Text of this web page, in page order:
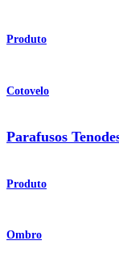
Produto
Cotovelo
Parafusos
Produto
Ombro